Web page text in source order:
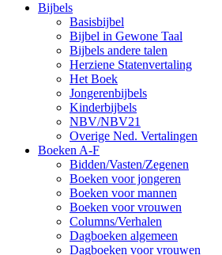
Bijbels
Basisbijbel
Bijbel in Gewone Taal
Bijbels andere talen
Herziene Statenvertaling
Het Boek
Jongerenbijbels
Kinderbijbels
NBV/NBV21
Overige Ned. Vertalingen
Boeken A-F
Bidden/Vasten/Zegenen
Boeken voor jongeren
Boeken voor mannen
Boeken voor vrouwen
Columns/Verhalen
Dagboeken algemeen
Dagboeken voor vrouwen